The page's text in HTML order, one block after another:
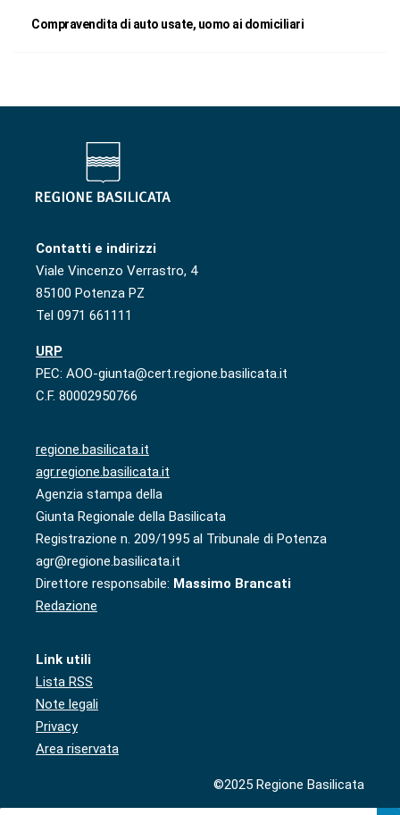
Compravendita di auto usate, uomo ai domiciliari
Contatti e indirizzi
Viale Vincenzo Verrastro, 4
85100 Potenza PZ
Tel 0971 661111
URP
PEC: AOO-giunta@cert.regione.basilicata.it
C.F. 80002950766
regione.basilicata.it
agr.regione.basilicata.it
Agenzia stampa della
Giunta Regionale della Basilicata
Registrazione n. 209/1995 al Tribunale di Potenza
agr@regione.basilicata.it
Direttore responsabile: Massimo Brancati
Redazione
Link utili
Lista RSS
Note legali
Privacy
Area riservata
©2025 Regione Basilicata